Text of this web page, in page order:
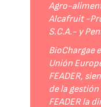
Agro-
Alcafruit -
S.C.A.- y
BioChargae
Unión
FEADER,
de la
FEADER la